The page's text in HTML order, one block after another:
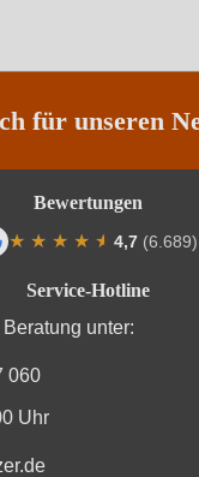
für unseren
Service-Hotline
unter:
060
Uhr
Bewertungen
★ ★ ★ ★ ★
★ 4,7 (6.689)